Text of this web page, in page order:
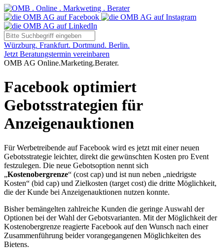
Würzburg. Frankfurt. Dortmund. Berlin.
Jetzt Beratungstermin vereinbaren
OMB AG Online.Marketing.Berater.
Facebook optimiert
Gebotsstrategien für
Anzeigenauktionen
Für Werbetreibende auf Facebook wird es jetzt mit einer neuen
Gebotsstrategie leichter, direkt die gewünschten Kosten pro Event
festzulegen. Die neue Gebotsoption nennt sich
„Kostenobergrenze“ (cost cap) und ist nun neben „niedrigste
Kosten“ (bid cap) und Zielkosten (target cost) die dritte Möglichkeit,
die der Kunde bei Anzeigenauktionen nutzen konnte.
Bisher bemängelten zahlreiche Kunden die geringe Auswahl der
Optionen bei der Wahl der Gebotsvarianten. Mit der Möglichkeit der
Kostenobergrenze reagierte Facebook auf den Wunsch nach einer
Zusammenführung beider vorangegangenen Möglichkeiten des
Bietens.